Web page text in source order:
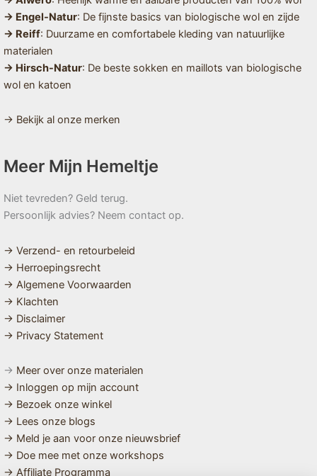
→ Engel-Natur: De fijnste basics van biologische wol en zijde
→ Reiff: Duurzame en comfortabele kleding van natuurlijke
materialen
→ Hirsch-Natur: De beste sokken en maillots van biologische
wol en katoen
→ Bekijk al onze merken
Meer Mijn Hemeltje
Niet tevreden? Geld terug.
Persoonlijk advies? Neem contact op.
→ Verzend- en retourbeleid
→ Herroepingsrecht
→ Algemene Voorwaarden
→ Klachten
→ Disclaimer
→ Privacy Statement
→ Meer over onze materialen
→ Inloggen op mijn account
→ Bezoek onze winkel
→ Lees onze blogs
→ Meld je aan voor onze nieuwsbrief
→ Doe mee met onze workshops
→ Affiliate Programma